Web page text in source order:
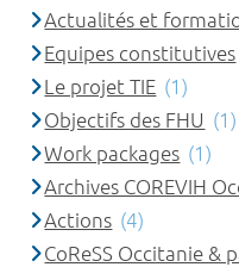
Actualités et
Equipes constitutives
Le projet TIE (1)
Objectifs des FHU (1)
Work packages (1)
Archives COREVIH
Actions (4)
CoReSS Occitanie &